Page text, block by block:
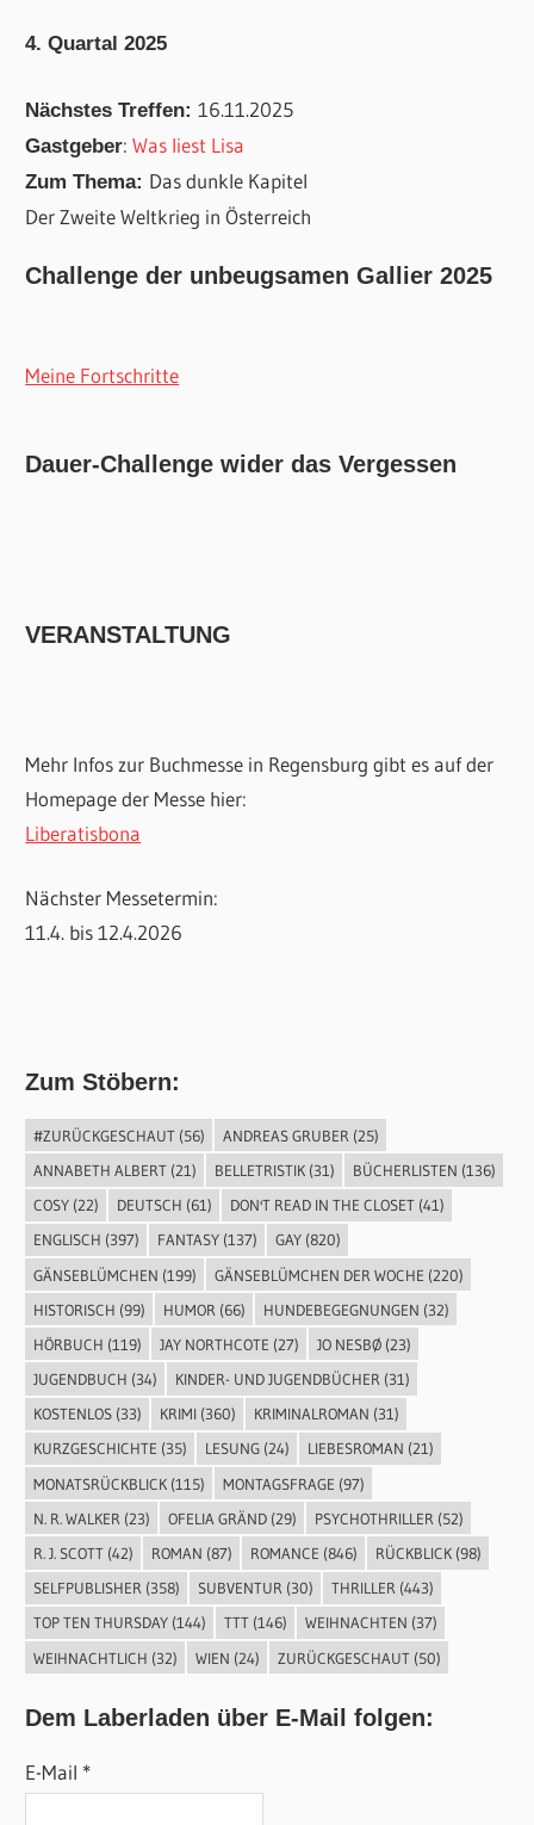
4. Quartal 2025
Nächstes Treffen:16.11.2025
Gastgeber:Was liest Lisa
Zum Thema: Das dunkle Kapitel
Der Zweite Weltkrieg in Österreich
Challenge der unbeugsamen Gallier 2025
Meine Fortschritte
Dauer-Challenge wider das Vergessen
VERANSTALTUNG
Mehr Infos zur Buchmesse in Regensburg gibt es auf der
Homepage der Messe hier:
Liberatisbona
Nächster Messetermin:
11.4. bis 12.4.2026
Zum Stöbern:
#ZURÜCKGESCHAUT(56) ANDREAS GRUBER (25)
ANNABETH ALBERT(21) BELLETRISTIK(31) BÜCHERLISTEN (136)
COSY(22) DEUTSCH (61) DON'T READ IN THE CLOSET(41)
ENGLISCH (397) FANTASY(137) GAY(820)
GÄNSEBLÜMCHEN (199) GÄNSEBLÜMCHEN DER WOCHE (220)
HISTORISCH (99) HUMOR (66) HUNDEBEGEGNUNGEN (32)
HÖRBUCH (119) JAY NORTHCOTE (27) JO NESBØ(23)
JUGENDBUCH (34) KINDER- UND JUGENDBÜCHER (31)
KOSTENLOS(33) KRIMI(360) KRIMINALROMAN (31)
KURZGESCHICHTE (35) LESUNG(24) LIEBESROMAN (21)
MONATSRÜCKBLICK(115) MONTAGSFRAGE (97)
N. R. WALKER (23) OFELIA GRÄND(29) PSYCHOTHRILLER (52)
R. J. SCOTT(42) ROMAN (87) ROMANCE (846) RÜCKBLICK(98)
SELFPUBLISHER (358) SUBVENTUR (30) THRILLER (443)
TOP TEN THURSDAY(144) TTT(146) WEIHNACHTEN (37)
WEIHNACHTLICH (32) WIEN (24) ZURÜCKGESCHAUT(50)
Dem Laberladen über E-Mail folgen:
E-Mail *